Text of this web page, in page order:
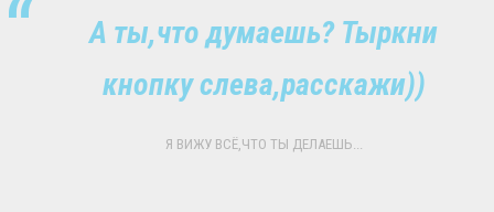
А ты,что думаешь? Тыркни
кнопку слева,расскажи))
Я ВИЖУ ВСЁ,ЧТО ТЫ ДЕЛАЕШЬ...